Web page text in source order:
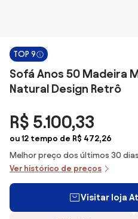
TOP 9
Sofá Anos 50 Madeira
Natural Design Retrô
R$ 5.100,33
ou 12 tempo de R$ 472,26
Melhor preço dos últimos 30
Ver histórico de preços
Visitar loja